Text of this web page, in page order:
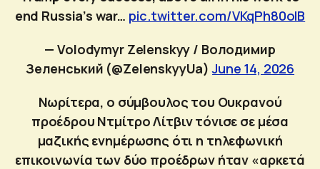
end Russia’s war… pic.twitter.com/VKqPh80olB
— Volodymyr Zelenskyy / Володимир
Зеленський (@ZelenskyyUa)June 14, 2026
Νωρίτερα, ο σύμβουλος του Ουκρανού
προέδρου Ντμίτρο Λίτβιν τόνισε σε μέσα
μαζικής ενημέρωσης ότι η τηλεφωνική
επικοινωνία των δύο προέδρων ήταν «αρκετά